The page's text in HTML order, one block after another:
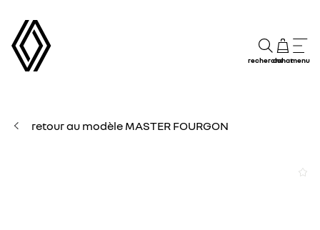
rechercheachatmenu
retour au modèle MASTER FOURGON